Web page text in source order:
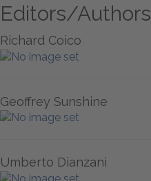
Editors/Authors
Richard Coico
Geoffrey Sunshine
Umberto Dianzani